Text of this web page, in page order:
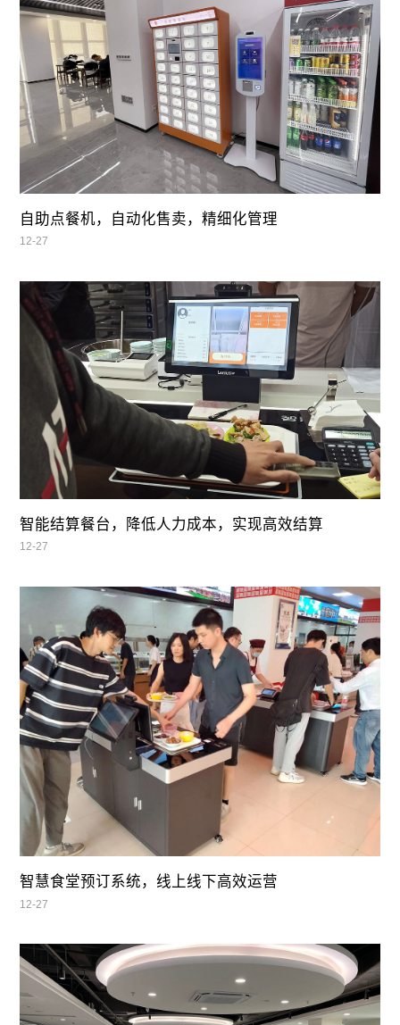
自助点餐机，自动化售卖，精细化管理
12-27
智能结算餐台，降低人力成本，实现高效结算
12-27
智慧食堂预订系统，线上线下高效运营
12-27